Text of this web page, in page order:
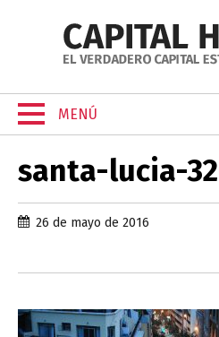
MENÚ
santa-lucia-
26 de mayo de 2016